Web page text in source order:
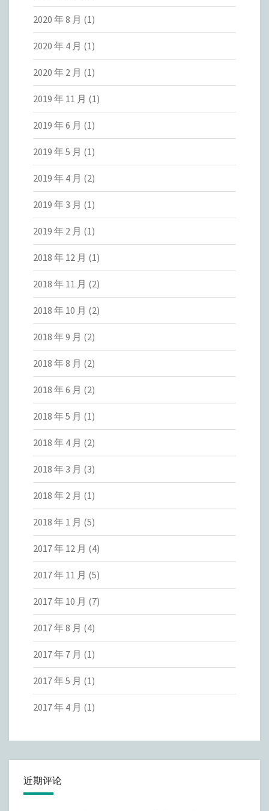
2020 年 8 月 (1)
2020 年 4 月 (1)
2020 年 2 月 (1)
2019 年 11 月 (1)
2019 年 6 月 (1)
2019 年 5 月 (1)
2019 年 4 月 (2)
2019 年 3 月 (1)
2019 年 2 月 (1)
2018 年 12 月 (1)
2018 年 11 月 (2)
2018 年 10 月 (2)
2018 年 9 月 (2)
2018 年 8 月 (2)
2018 年 6 月 (2)
2018 年 5 月 (1)
2018 年 4 月 (2)
2018 年 3 月 (3)
2018 年 2 月 (1)
2018 年 1 月 (5)
2017 年 12 月 (4)
2017 年 11 月 (5)
2017 年 10 月 (7)
2017 年 8 月 (4)
2017 年 7 月 (1)
2017 年 5 月 (1)
2017 年 4 月 (1)
近期评论